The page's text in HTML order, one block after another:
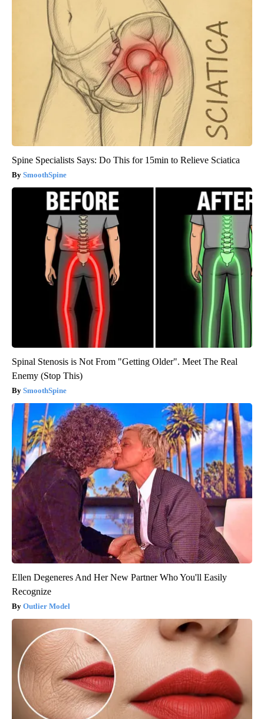
Spine Specialists Says: Do This for 15min to Relieve Sciatica
SmoothSpine
Spinal Stenosis is Not From "Getting Older". Meet The Real
Enemy (Stop This)
SmoothSpine
Ellen Degeneres And Her New Partner Who You'll Easily
Recognize
Outlier Model